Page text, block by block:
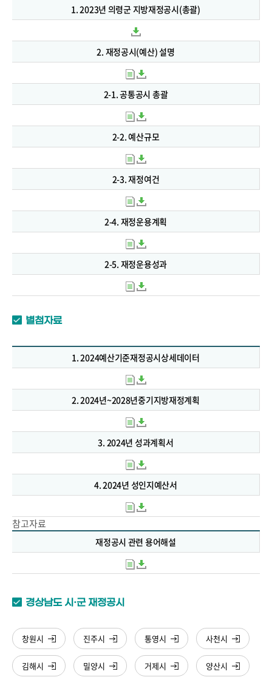
1. 2023년 의령군 지방재정공시(총괄)
2. 재정공시(예산) 설명
2-1. 공통공시 총괄
2-2. 예산규모
2-3. 재정여건
2-4. 재정운용계획
2-5. 재정운용성과
별첨자료
1. 2024예산기준재정공시상세데이터
2. 2024년~2028년중기지방재정계획
3. 2024년 성과계획서
4. 2024년 성인지예산서
참고자료
재정공시 관련 용어해설
경상남도 시·군 재정공시
창원시 진주시 통영시 사천시
김해시 밀양시 거제시 양산시